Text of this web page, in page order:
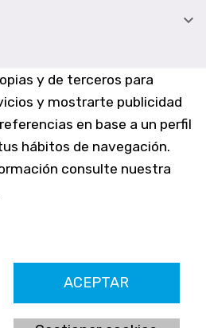
y de terceros para
y mostrarte publicidad
en base a un perfil
hábitos de navegación.
consulte nuestra
ACEPTAR

Los Altos nº756
Grau 22555408K
Farmacéuticos de Alicante 4327
A-790-F